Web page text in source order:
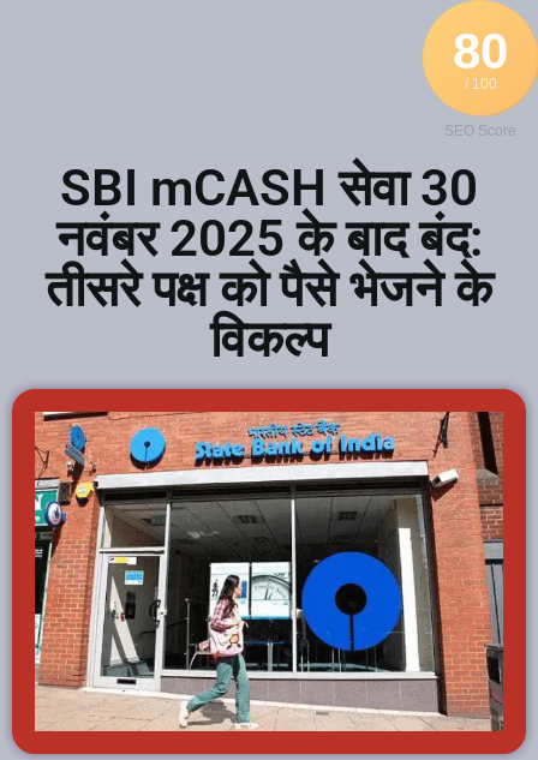
80
/ 100
SEO Score
SBI mCASH सेवा 30
नवंबर 2025 के बाद बंद:
तीसरे पक्ष को पैसे भेजने के
विकल्प